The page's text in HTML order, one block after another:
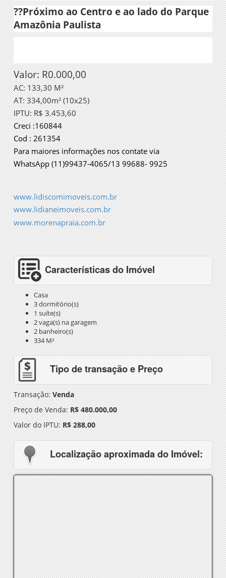
??Próximo ao Centro e ao lado do Parque
Amazônia Paulista
Valor: R0.000,00
AC: 133,30 M²
AT: 334,00m² (10x25)
IPTU: R$ 3.453,60
Creci :160844
Cod : 261354
Para maiores informações nos contate via
WhatsApp (11)99437-4065/13 99688- 9925
www.lidiscomimoveis.com.br
www.lidianeimoveis.com.br
www.morenapraia.com.br
Características do Imóvel
Casa
3 dormitório(s)
1 suíte(s)
2 vaga(s) na garagem
2 banheiro(s)
334 M²
Tipo de transação e Preço
Transação:Venda
Preço de Venda:R$ 480.000,00
Valor do IPTU:R$ 288,00
Localização aproximada do Imóvel: